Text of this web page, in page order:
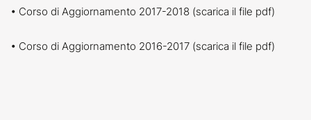
• Corso di Aggiornamento 2017-2018 (scarica il file pdf)
• Corso di Aggiornamento 2016-2017 (scarica il file pdf)